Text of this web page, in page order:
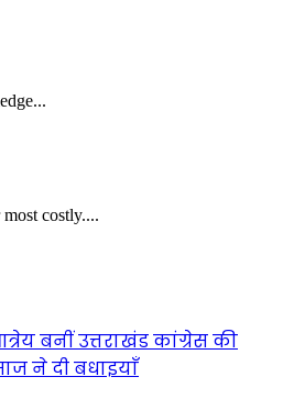
costly....
बनीं उत्तराखंड कांग्रेस की
ने दी बधाइयाँ